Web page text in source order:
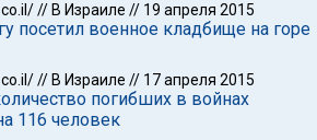
// В Израиле // 19 апреля 2015
посетил военное кладбище на горе
// В Израиле // 17 апреля 2015
погибших в войнах
116 человек